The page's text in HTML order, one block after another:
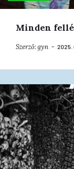
Minden
Szerző:gyn 2025.